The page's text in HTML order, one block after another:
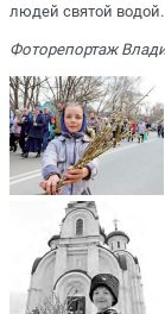
людей святой водой.
Фоторепортаж